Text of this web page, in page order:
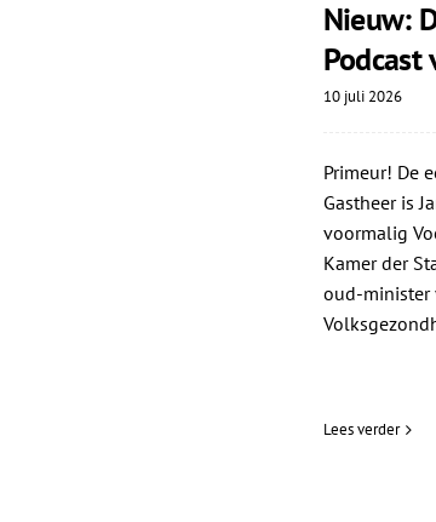
Nieuw:
Podcast
10 juli 2026
Primeur! De
Gastheer is
voormalig
Kamer der
oud-minister
Lees verder